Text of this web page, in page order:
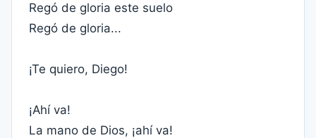
Regó de gloria este suelo
Regó de gloria...
¡Te quiero, Diego!
¡Ahí va!
La mano de Dios, ¡ahí va!